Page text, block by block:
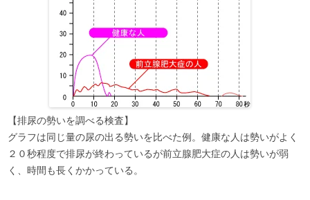
【排尿の勢いを調べる検査】
グラフは同じ量の尿の出る勢いを比べた例。健康な人は勢いがよく
２０秒程度で排尿が終わっているが前立腺肥大症の人は勢いが弱
く、時間も長くかかっている。